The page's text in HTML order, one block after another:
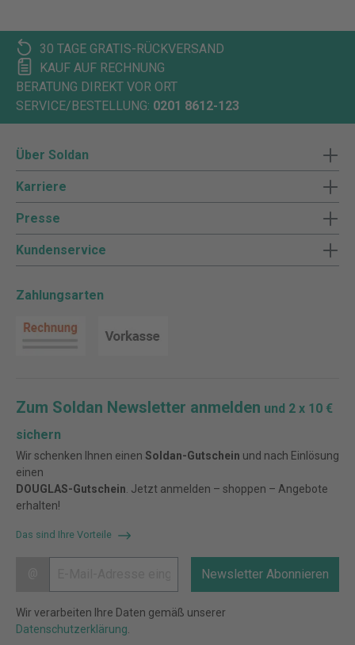
30 TAGE GRATIS-RÜCKVERSAND
KAUF AUF RECHNUNG
BERATUNG DIREKT VOR ORT
SERVICE/BESTELLUNG: 0201 8612-123
Über Soldan
Karriere
Presse
Kundenservice
Zahlungsarten
Zum Soldan Newsletter anmelden und 2 x 10 €
sichern
Wir schenken Ihnen einen Soldan-Gutschein und nach Einlösung
einen
DOUGLAS-Gutschein . Jetzt anmelden – shoppen – Angebote
erhalten!
Das sind Ihre Vorteile
Newsletter Abonnieren
Wir verarbeiten Ihre Daten gemäß unserer
Datenschutzerklärung